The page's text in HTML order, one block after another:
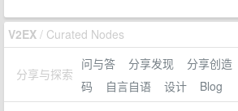
V2EX / Curated Nodes
分享与探索
问与答 分享发现 分享创造
码
自言自语 设计 Blog